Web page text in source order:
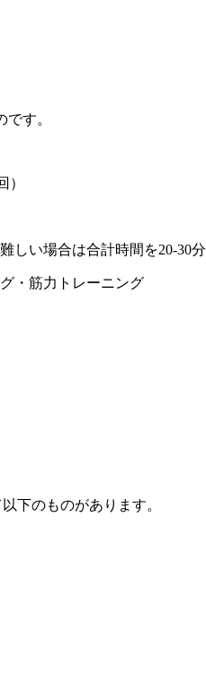
す。
しい場合は合計時間を20-30分
・筋力トレーニング
下のものがあります。